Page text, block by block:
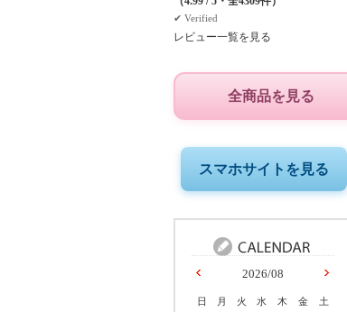
✔︎ Verified
レビュー一覧を見る
全商品を見る
スマホサイトを見る
2026/08
日 月 火 水 木 金
土